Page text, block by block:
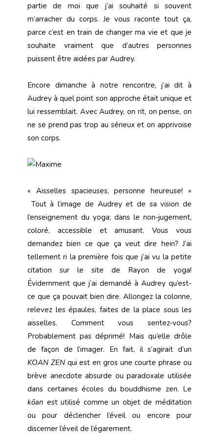
partie de moi que j’ai souhaité si souvent
m’arracher du corps. Je vous raconte tout ça,
parce c’est en train de changer ma vie et que je
souhaite vraiment que d’autres personnes
puissent être aidées par Audrey.
Encore dimanche à notre rencontre, j’ai dit à
Audrey à quel point son approche était unique et
lui ressemblait. Avec Audrey, on rit, on pense, on
ne se prend pas trop au sérieux et on apprivoise
son corps.
« Aisselles spacieuses, personne heureuse! »
Tout à l’image de Audrey et de sa vision de
l’enseignement du yoga; dans le non-jugement,
coloré, accessible et amusant. Vous vous
demandez bien ce que ça veut dire hein? J’ai
tellement ri la première fois que j’ai vu la petite
citation sur le site de Rayon de yoga!
Évidemment que j’ai demandé à Audrey qu’est-
ce que ça pouvait bien dire. Allongez la colonne,
relevez les épaules, faites de la place sous les
aisselles. Comment vous sentez-vous?
Probablement pas déprimé! Mais qu’elle drôle
de façon de l’imager. En fait, il s’agirait d’un
KOAN ZENqui est en gros une courte phrase ou
brève anecdote absurde ou paradoxale utilisée
dans certaines écoles du bouddhisme zen. Le
kōan est utilisé comme un objet de méditation
ou pour déclencher l’éveil ou encore pour
discerner l’éveil de l’égarement.